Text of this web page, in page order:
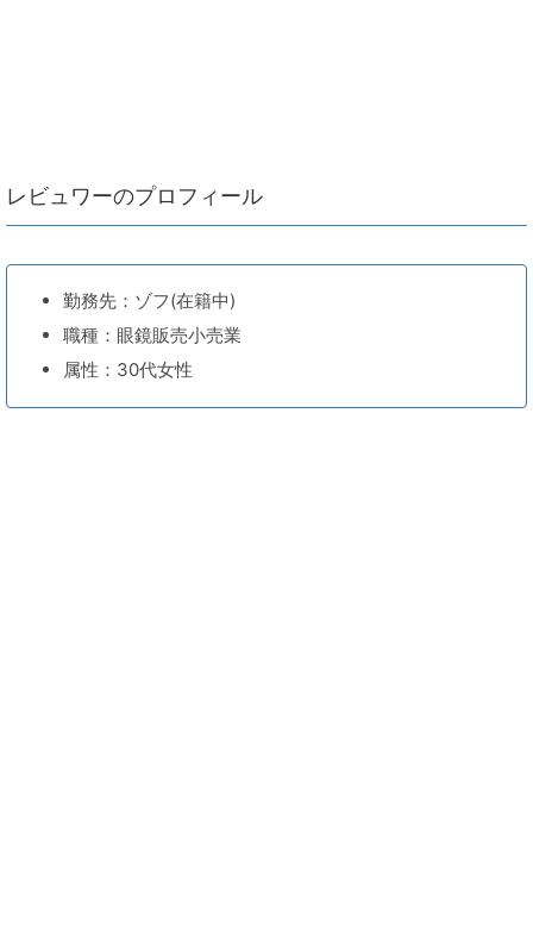
レビュワーのプロフィール
勤務先：ゾフ(在籍中)
職種：眼鏡販売小売業
属性：30代女性